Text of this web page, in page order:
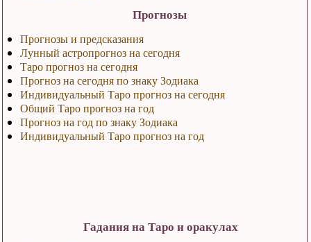
Прогнозы
Прогнозы и предсказания
Лунный астропрогноз на сегодня
Таро прогноз на сегодня
Прогноз на сегодня по знаку Зодиака
Индивидуальный Таро прогноз на сегодня
Общий Таро прогноз на год
Прогноз на год по знаку Зодиака
Индивидуальный Таро прогноз на год
Гадания на Таро и оракулах